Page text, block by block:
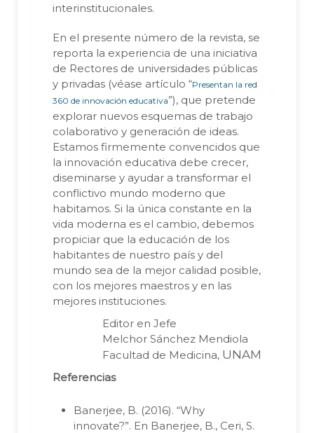
interinstitucionales.
En el presente número de la revista, se
reporta la experiencia de una iniciativa
de Rectores de universidades públicas
y privadas (véase artículo “Presentan la red
360 de innovación educativa”), que pretende
explorar nuevos esquemas de trabajo
colaborativo y generación de ideas.
Estamos firmemente convencidos que
la innovación educativa debe crecer,
diseminarse y ayudar a transformar el
conflictivo mundo moderno que
habitamos. Si la única constante en la
vida moderna es el cambio, debemos
propiciar que la educación de los
habitantes de nuestro país y del
mundo sea de la mejor calidad posible,
con los mejores maestros y en las
mejores instituciones.
Editor en Jefe
Melchor Sánchez Mendiola
Facultad de Medicina, UNAM
Referencias
Banerjee, B. (2016). “Why
innovate?”. En Banerjee, B., Ceri, S.